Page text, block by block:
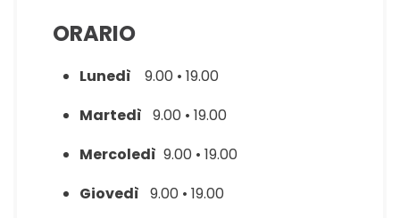
ORARIO
Lunedì
9.00 • 19.00
Martedì 9.00 • 19.00
Mercoledì 9.00 • 19.00
Giovedì 9.00 • 19.00